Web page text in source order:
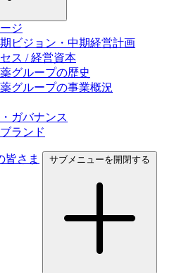
ジ
ビジョン・中期経営計画
ス / 経営資本
グループの歴史
グループの事業概況
ガバナンス
ランド
皆さま サブメニューを開閉する